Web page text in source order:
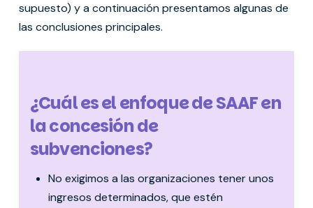
supuesto) y a continuación presentamos algunas de
las conclusiones principales.
¿Cuál es el enfoque de SAAF en
la concesión de
subvenciones?
No exigimos a las organizaciones tener unos
ingresos determinados, que estén